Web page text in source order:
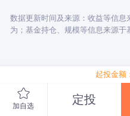
数据更新时间及来源：收益等信
为；基金持仓、规模等信息来源于
起投金额
加自选 定投